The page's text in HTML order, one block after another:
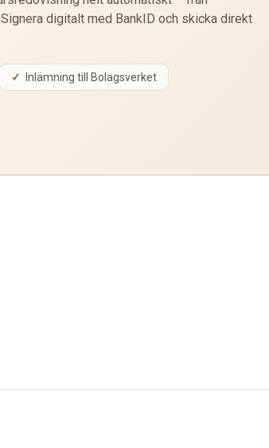
digitalt med BankID och skicka direkt
Inlämning till Bolagsverket